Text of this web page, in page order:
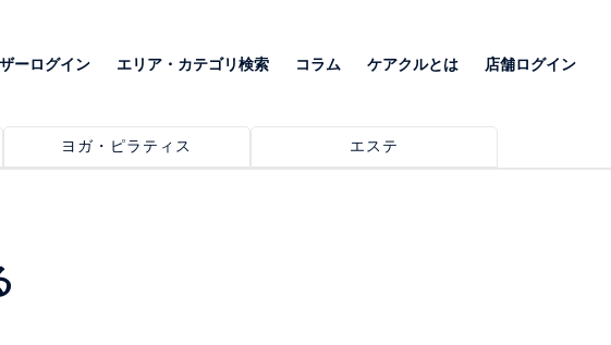
ーログイン エリア・カテゴリ検索 コラム ケアクルとは 店舗ログイン
ヨガ・ピラティス エステ